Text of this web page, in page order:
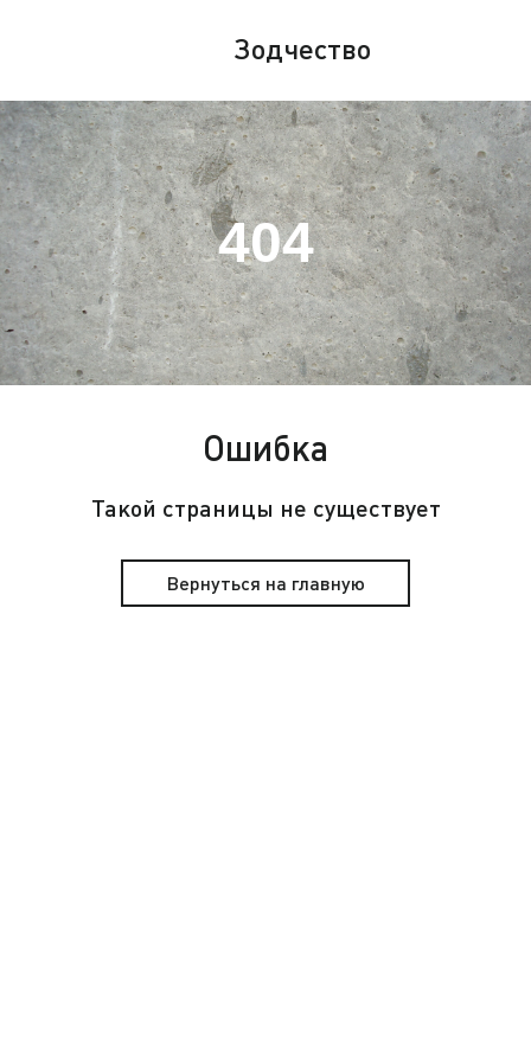
Зодчество
404
Ошибка
Такой страницы не существует
Вернуться на главную